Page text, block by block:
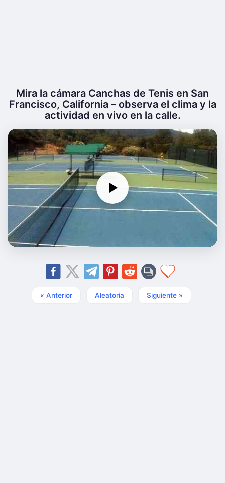
Mira la cámara Canchas de Tenis en San
Francisco, California – observa el clima y la
actividad en vivo en la calle.
« Anterior Aleatoria Siguiente »